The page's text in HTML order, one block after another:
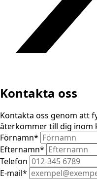
Kontakta oss
Kontakta oss genom att
återkommer till dig inom
Förnamn*
Efternamn*
Telefon
E-mail*